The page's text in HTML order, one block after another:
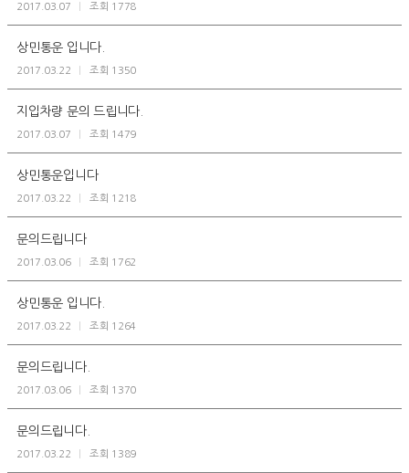
2017.03.07 조회 1778
상민통운 입니다.
2017.03.22 조회 1350
지입차량 문의 드립니다.
2017.03.07 조회 1479
상민통운입니다
2017.03.22 조회 1218
문의드립니다
2017.03.06 조회 1762
상민통운 입니다.
2017.03.22 조회 1264
문의드립니다.
2017.03.06 조회 1370
문의드립니다.
2017.03.22 조회 1389